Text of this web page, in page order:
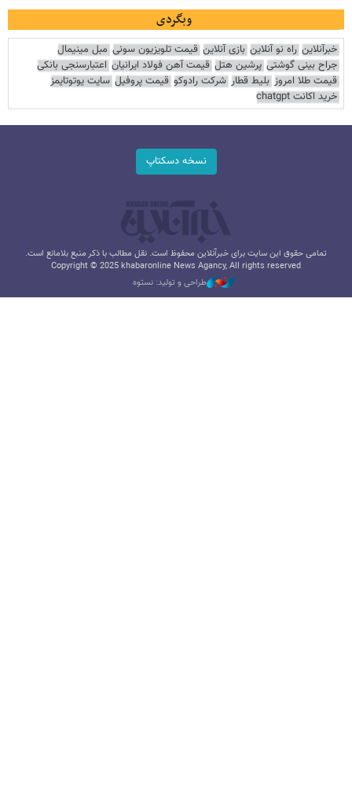
وبگردی
خبرآنلاین راه نو آنلاین بازی آنلاین قیمت تلویزیون سونی مبل مینیمال
جراح بینی گوشتی پرشین هتل قیمت آهن فولاد ایرانیان اعتبارسنجی بانکی
قیمت طلا امروز بلیط قطار شرکت رادوکو قیمت پروفیل سایت یوتوتایمز
خرید اکانت chatgpt
نسخه دسکتاپ
تمامی حقوق این سایت برای خبرآنلاین محفوظ است. نقل مطالب با ذکر منبع بلامانع است.
Copyright © 2025 khabaronline News Agancy, All rights reserved
طراحی و تولید: نستوه